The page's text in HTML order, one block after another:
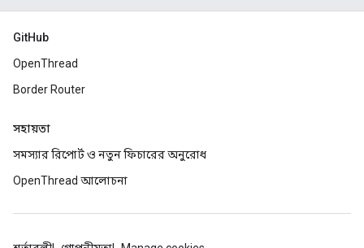
GitHub
OpenThread
Border Router
সহায়তা
সমস্যার রিপোর্ট ও নতুন ফিচারের অনুরোধ
OpenThread আলোচনা